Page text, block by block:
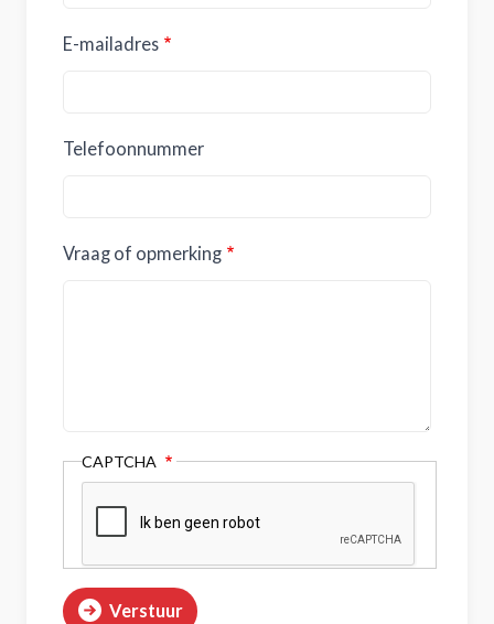
E-mailadres
Telefoonnummer
Vraag of opmerking
CAPTCHA